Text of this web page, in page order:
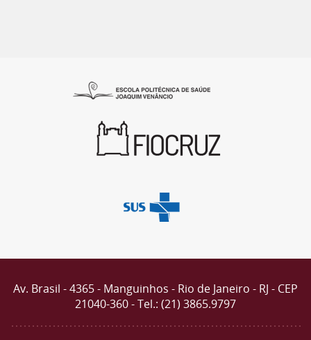
Av. Brasil - 4365 - Manguinhos - Rio de Janeiro - RJ - CEP
21040-360 - Tel.: (21) 3865.9797